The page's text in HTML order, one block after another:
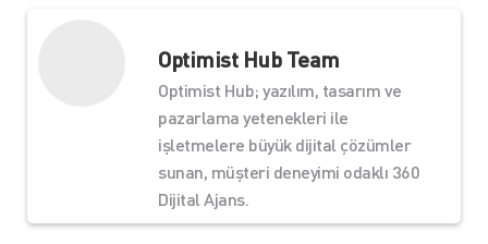
Optimist Hub Team
Optimist Hub; yazılım, tasarım ve
pazarlama yetenekleri ile
işletmelere büyük dijital çözümler
sunan, müşteri deneyimi odaklı 360
Dijital Ajans.